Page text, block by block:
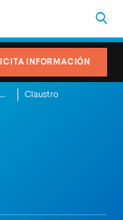
INFORMACIÓN
Máster Universitario en Inteligencia de Negocio Claustro